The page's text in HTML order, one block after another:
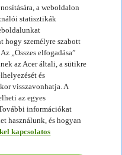
a weboldalon
statisztikák
hogy személyre szabott
„Összes elfogadása”
az Acer általi, a sütikre
és
visszavonhatja. A
az egyes
információkat
használunk, és hogyan
kapcsolatos